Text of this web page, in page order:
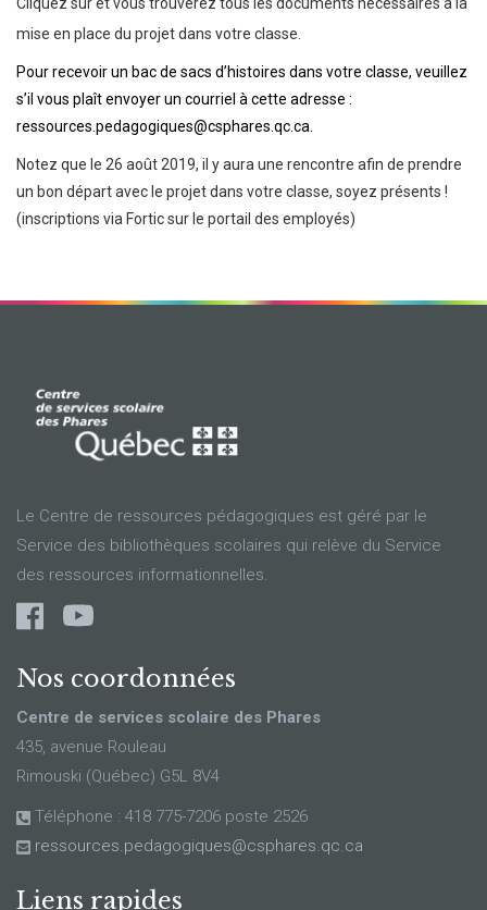
mise en place du projet dans votre classe.
Pour recevoir un bac de sacs d’histoires dans votre classe, veuillez
s’il vous plaît envoyer un courriel à cette adresse :
ressources.pedagogiques@csphares.qc.ca.
Notez que le 26 août 2019, il y aura une rencontre afin de prendre
un bon départ avec le projet dans votre classe, soyez présents !
(inscriptions via Fortic sur le portail des employés)
Le Centre de ressources pédagogiques est géré par le
Service des bibliothèques scolaires qui relève du Service
des ressources informationnelles.
Nos coordonnées
Centre de services scolaire des Phares
435, avenue Rouleau
Rimouski (Québec) G5L 8V4
Téléphone : 418 775-7206 poste 2526
ressources.pedagogiques@csphares.qc.ca
Liens rapides